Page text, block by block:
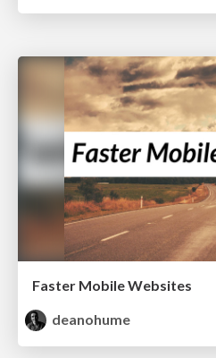
Faster Mobile Websites
deanohume